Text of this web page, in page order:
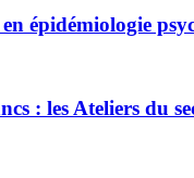
épidémiologie
: les Ateliers du